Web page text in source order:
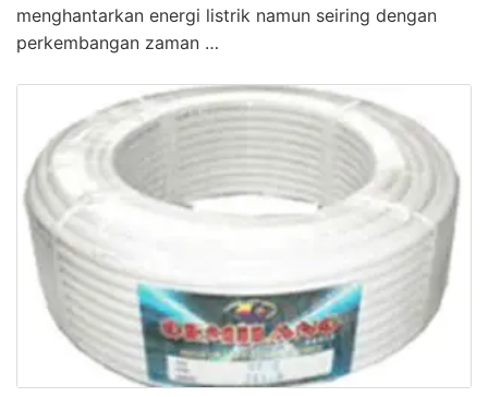
menghantarkan energi listrik namun seiring dengan
perkembangan zaman …